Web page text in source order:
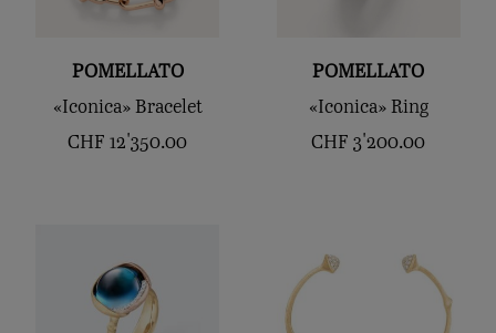
POMELLATO
«Iconica» Bracelet
CHF 12'350.00
POMELLATO
«Iconica» Ring
CHF 3'200.00